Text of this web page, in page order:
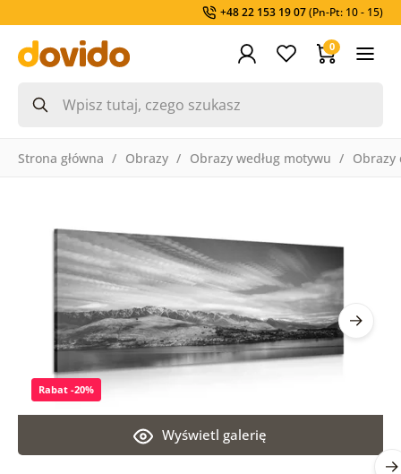
+48 22 153 19 07(Pn-Pt: 10 - 15)
0
Strona główna Obrazy Obrazy według motywu Obrazy
Wyświetl galerię
Rabat -20%